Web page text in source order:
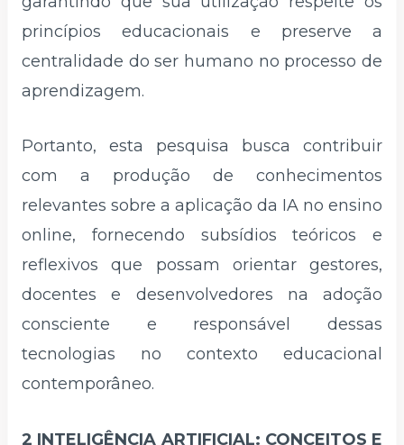
princípios educacionais e preserve a
centralidade do ser humano no processo de
aprendizagem.
Portanto, esta pesquisa busca contribuir
com a produção de conhecimentos
relevantes sobre a aplicação da IA no ensino
online, fornecendo subsídios teóricos e
reflexivos que possam orientar gestores,
docentes e desenvolvedores na adoção
consciente e responsável dessas
tecnologias no contexto educacional
contemporâneo.
2 INTELIGÊNCIA ARTIFICIAL: CONCEITOS E